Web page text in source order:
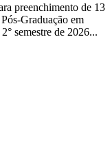
preenchimento de 13
Graduação em
semestre de 2026...